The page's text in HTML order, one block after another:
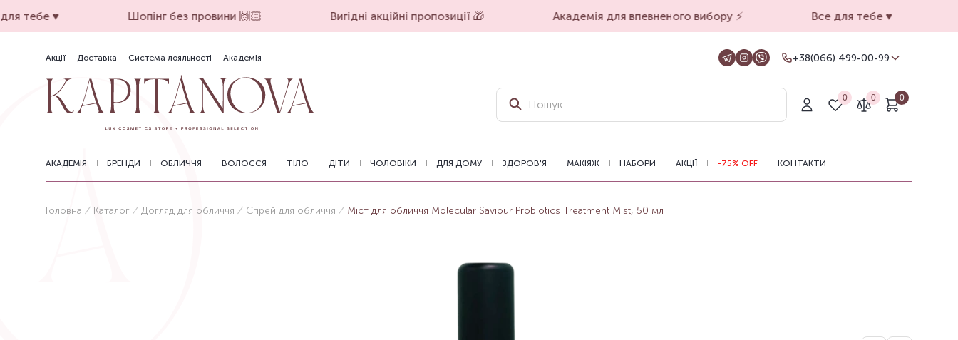
тебе ♥️ Шопінг без провини 🙌🏻 Вигідні акційні пропозиції 🎁 Академія для впевненого вибору ⚡️ Все для тебе ♥️
Акції Доставка Система лояльності Академія
+38(066) 499-00-99
Для замовлень на сайті
+38(099) 069-90-00
Магазин Харків
Оформлення замовлень на сайті
0 0 0
АКАДЕМІЯ БРЕНДИ ОБЛИЧЧЯ ВОЛОССЯ ТІЛО ДІТИ ЧОЛОВІКИ ДЛЯ ДОМУ ЗДОРОВ'Я МАКІЯЖ НАБОРИ АКЦІЇ -75% OFF КОНТАКТИ
Головна Каталог Догляд для обличчя Спрей для обличчя Міст для обличчя Molecular Saviour Probiotics Treatment Mist, 50 мл